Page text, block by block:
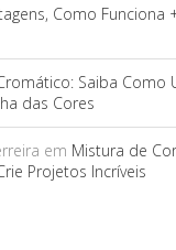
Como Funciona
Saiba Como
das Cores
em Mistura de
Projetos Incríveis